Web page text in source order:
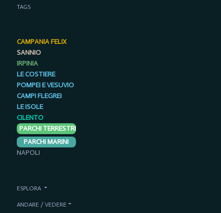
TAGS
CAMPANIA FELIX
SANNIO
IRPINIA
LE COSTIERE
POMPEI E VESUVIO
CAMPI FLEGREI
LE ISOLE
CILENTO
PARCHI TERRESTRI
PARCHI MARINI
NAPOLI
ESPLORA
ANDARE / VEDERE